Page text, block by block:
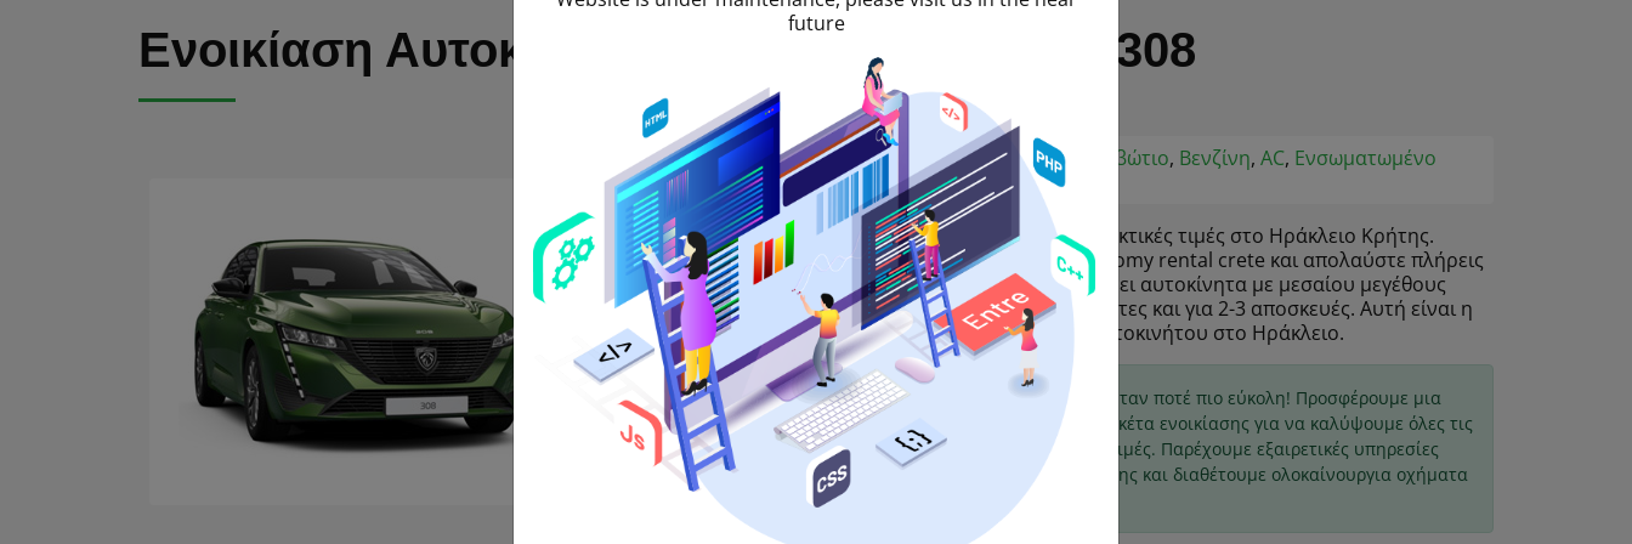
Ενοικίαση Αυτοκινήτου Ηράκλειο Peugeot 308
Πόρτες,5Επιβαίνοντες, 4Αποσκευές,Χειροκίνητο Κιβώτιο, Βενζίνη, AC, Ενσωματωμένο
Σύστημα Πλοήγησης (GPS)
Bluetooth,USB
Προσφέρουμε οχήματα compact κατηγορίας σε καταπληκτικές τιμές στο Ηράκλειο Κρήτης.
Ενοικιάστε ένα αυτοκίνητο στο Ηράκλειο μέσω της economy rental crete και απολαύστε πλήρεις
υπηρεσίες και ηρεμία. Η κατηγορία Compact περιλαμβάνει αυτοκίνητα με μεσαίου μεγέθους
κινητήρες 1200-1400cc που προτείνονται για έως 4 επιβάτες και για 2-3 αποσκευές. Αυτή είναι η
πιο δημοφιλής κατηγορία αυτοκινήτων για ενοικίαση αυτοκινήτου στο Ηράκλειο.
Η ενοικίαση αυτοκινήτου στην Κρήτη δεν ήταν ποτέ πιο εύκολη! Προσφέρουμε μια
ποικιλία από αυτοκίνητα, υπηρεσίες και πακέτα ενοικίασης για να καλύψουμε όλες τις
ταξιδιωτικές σας ανάγκες, στις καλύτερες τιμές. Παρέχουμε εξαιρετικές υπηρεσίες
ενοικίασης αυτοκινήτων στο νησί της Κρήτης και διαθέτουμε ολοκαίνουργια οχήματα
σε πολύ ανταγωνιστικές τιμές
future